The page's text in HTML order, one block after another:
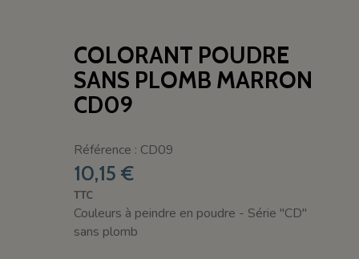
COLORANT POUDRE
SANS PLOMB MARRON
CD09
Référence : CD09
10,15 €
TTC
Couleurs à peindre en poudre - Série "CD"
sans plomb